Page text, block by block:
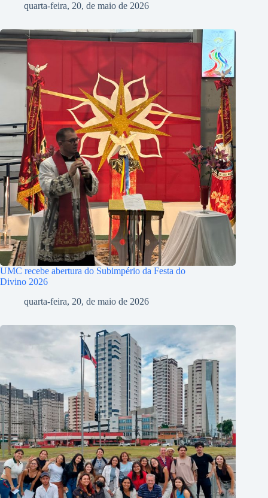
quarta-feira, 20, de maio de 2026
UMC recebe abertura do Subimpério da Festa do
Divino 2026
quarta-feira, 20, de maio de 2026